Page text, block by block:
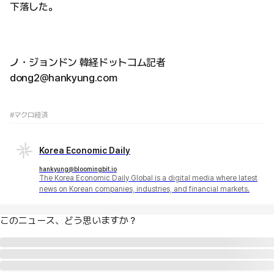
下落した。
ノ・ジョンドン 韓経ドットコム記者
dong2@hankyung.com
#マクロ経済
Korea Economic Daily
hankyung@bloomingbit.io
The Korea Economic Daily Global is a digital media where latest
news on Korean companies, industries, and financial markets.
このニュース、どう思いますか？